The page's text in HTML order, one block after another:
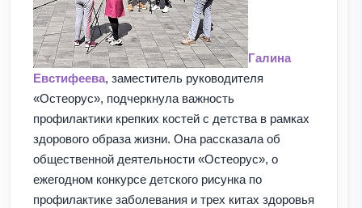
Галина
Евстифеева, заместитель руководителя
«Остеорус», подчеркнула важность
профилактики крепких костей с детства в рамках
здорового образа жизни. Она рассказала об
общественной деятельности «Остеорус», о
ежегодном конкурсе детского рисунка по
профилактике заболевания и трех китах здоровья